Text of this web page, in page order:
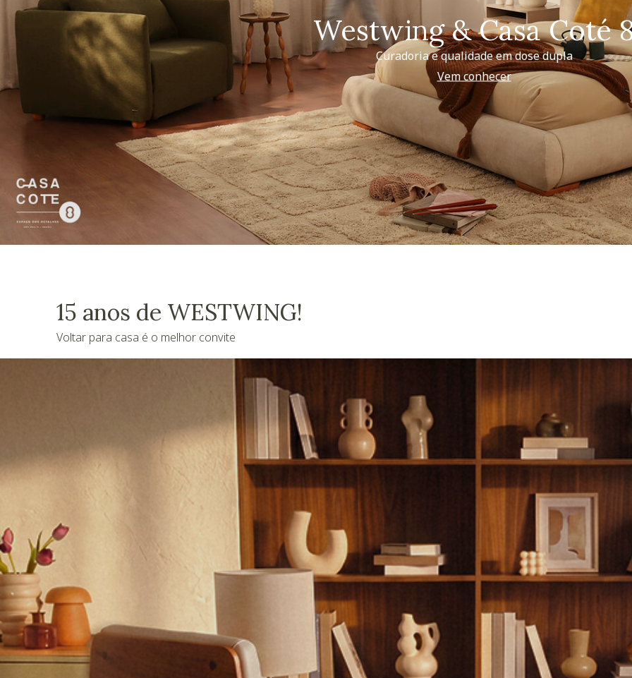
Westwing & Casa Coté
Curadoria e qualidade em dose dupla
Vem conhecer
15 anos de WESTWING!
Voltar para casa é o melhor convite